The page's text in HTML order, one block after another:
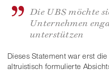
Die UBS möchte
Unternehmen
unterstützen
Dieses Statement war erst
altruistisch formulierte